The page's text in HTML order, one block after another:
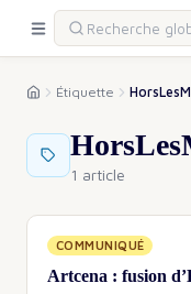
Étiquette
1 article
COMMUNIQUÉ
Artcena : fusion